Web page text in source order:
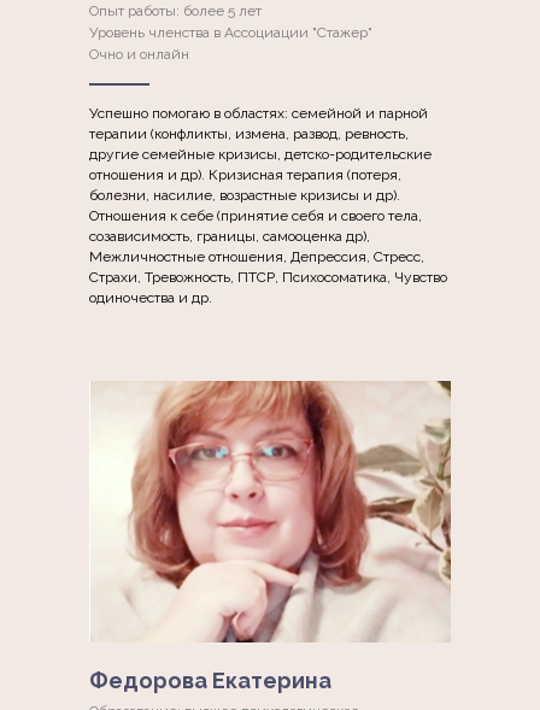
Опыт работы: более 5 лет
Уровень членства в Ассоциации "Стажер"
Очно и онлайн
Успешно помогаю в областях: семейной и парной
терапии (конфликты, измена, развод, ревность,
другие семейные кризисы, детско-родительские
отношения и др). Кризисная терапия (потеря,
болезни, насилие, возрастные кризисы и др).
Отношения к себе (принятие себя и своего тела,
созависимость, границы, самооценка др),
Межличностные отношения, Депрессия, Стресс,
Страхи, Тревожность, ПТСР, Психосоматика, Чувство
одиночества и др.
Федорова Екатерина